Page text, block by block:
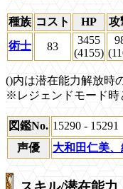
種族 コスト HP
攻
術士
83
3455
(4155)
()内は潜在能力解放時
※レジェンドモード時
図鑑No. 15290 - 15291
声優
大和田仁美